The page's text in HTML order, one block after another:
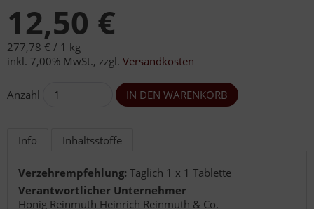
12,50 €
277,78 € / 1 kg
inkl. 7,00% MwSt., zzgl. Versandkosten
Anzahl
Info Inhaltsstoffe
Verzehrempfehlung: Täglich 1 x 1 Tablette
Verantwortlicher Unternehmer
Honig Reinmuth Heinrich Reinmuth & Co.